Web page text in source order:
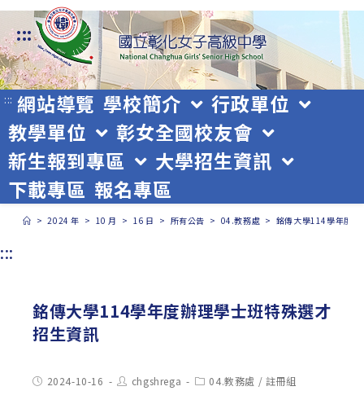
跳
轉
至
主
要
內
容
:::
::: 網站導覽 學校簡介
行政單位
教學單位
彰女全國校友會
新生報到專區
大學招生資訊
下載專區 報名專區
> 2024 年 > 10 月 > 16 日 > 所有公告 > 04.教務處 > 銘傳大學114學年度辦
:::
銘傳大學114學年度辦理學士班特殊選才
招生資訊
Post2024-10-16
Post
author:
chgshrega
Post04.教務處 / 註冊組